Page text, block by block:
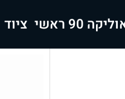
90 ראשי ציוד